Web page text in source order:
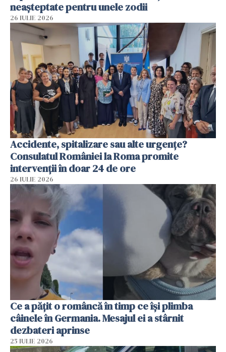
neașteptate pentru unele zodii
26 IULIE 2026
Accidente, spitalizare sau alte urgențe?
Consulatul României la Roma promite
intervenții în doar 24 de ore
26 IULIE 2026
Ce a pățit o româncă în timp ce își plimba
câinele în Germania. Mesajul ei a stârnit
dezbateri aprinse
25 IULIE 2026